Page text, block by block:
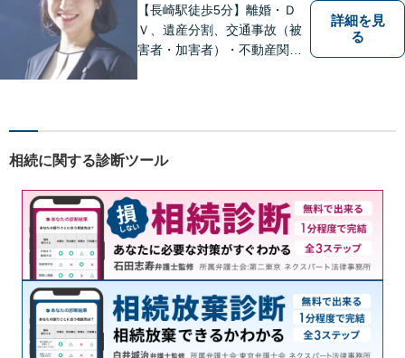
【長崎駅徒歩5分】離婚・Ｄ
Ｖ、遺産分割、交通事故（被
害者・加害者）・不動産関連
詳細を見
る
相続に関する診断ツール